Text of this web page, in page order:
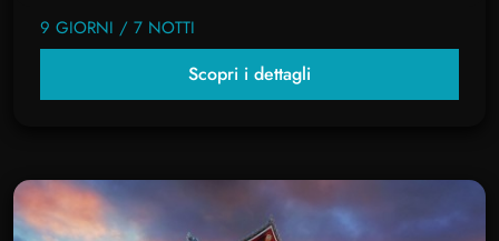
9 GIORNI / 7 NOTTI
Scopri i dettagli